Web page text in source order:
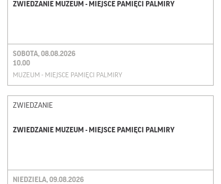
ZWIEDZANIE MUZEUM - MIEJSCE PAMIĘCI PALMIRY
SOBOTA, 08.08.2026
10.00
MUZEUM - MIEJSCE PAMIĘCI PALMIRY
ZWIEDZANIE
ZWIEDZANIE MUZEUM - MIEJSCE PAMIĘCI PALMIRY
NIEDZIELA, 09.08.2026